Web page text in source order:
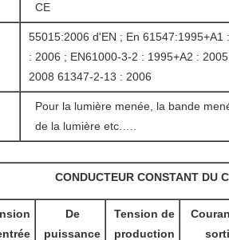
CE
55015:2006 d'EN ; En 61547:1995+A1
: 2006 ; EN61000-3-2 : 1995+A2 :
2008 61347-2-13 : 2006
Pour la lumière menée, la bande
de la lumière etc.….
CONDUCTEUR CONSTANT DU
De
puissance
Tension de
production